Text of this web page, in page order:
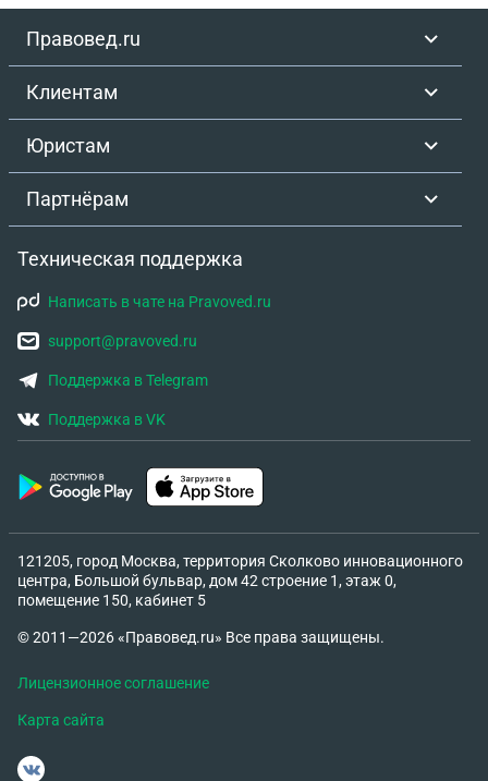
Правовед.ru
Клиентам
Юристам
Партнёрам
Техническая поддержка
Написать в чате на Pravoved.ru
support@pravoved.ru
Поддержка в Telegram
Поддержка в VK
121205, город Москва, территория Сколково инновационного
центра, Большой бульвар, дом 42 строение 1, этаж 0,
помещение 150, кабинет 5
© 2011—2026 «Правовед.ru» Все права защищены.
Лицензионное соглашение
Карта сайта